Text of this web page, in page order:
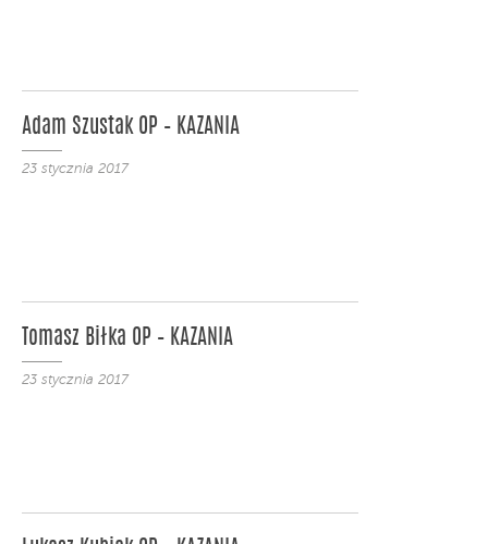
Adam Szustak OP – KAZANIA
23 stycznia 2017
Tomasz Biłka OP – KAZANIA
23 stycznia 2017